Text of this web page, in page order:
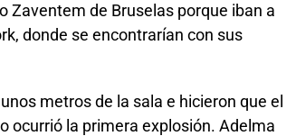
Zaventem de Bruselas porque iban a
donde se encontrarían con sus
metros de la sala e hicieron que el
ocurrió la primera explosión. Adelma